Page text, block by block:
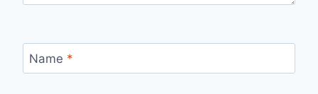
Name *